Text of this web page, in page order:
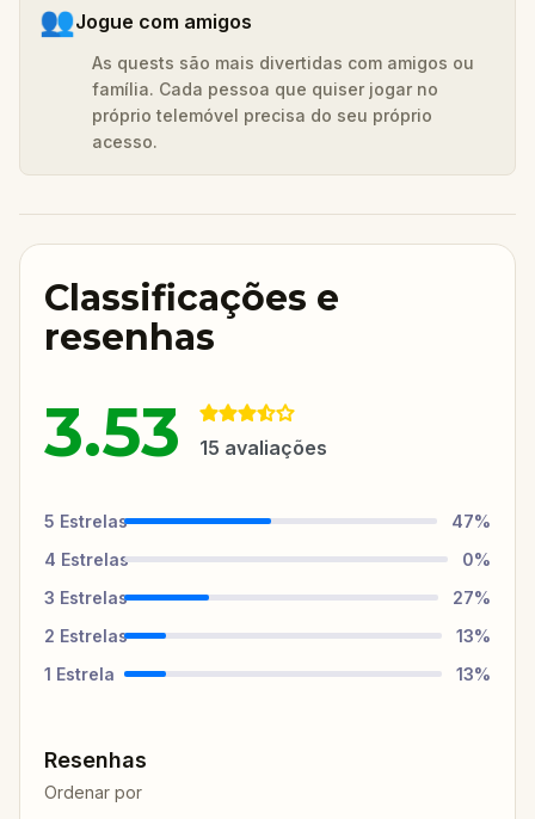
👥Jogue com amigos
As quests são mais divertidas com amigos ou
família. Cada pessoa que quiser jogar no
próprio telemóvel precisa do seu próprio
acesso.
Classificações e
resenhas
3.53 15 avaliações
5 Estrelas 47%
4 Estrelas 0%
3 Estrelas 27%
2 Estrelas 13%
1 Estrela 13%
Resenhas
Ordenar por